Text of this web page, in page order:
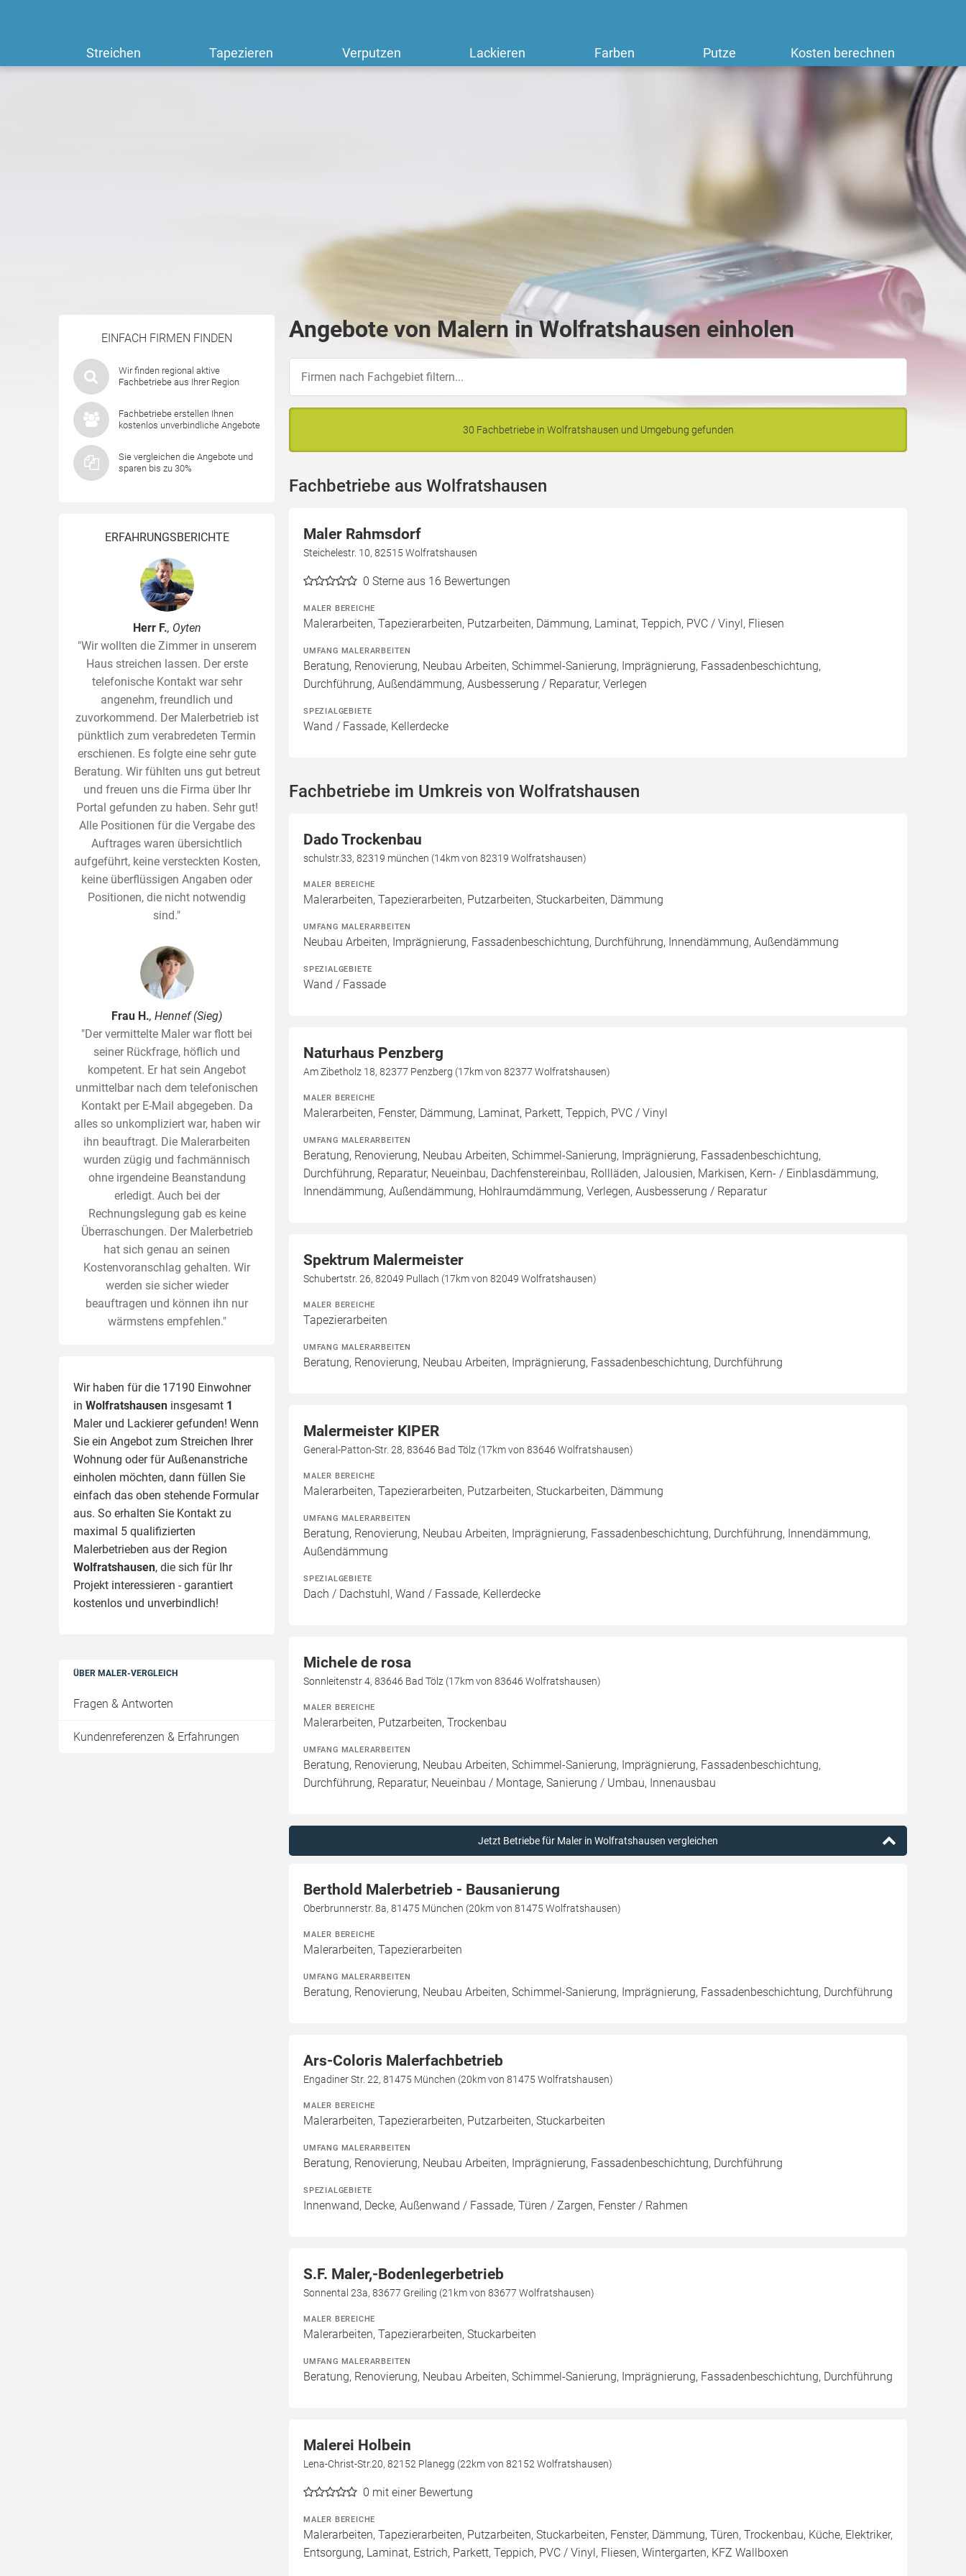
Streichen Tapezieren Verputzen Lackieren Farben Putze Kosten berechnen
EINFACH FIRMEN FINDEN
Wir finden regional aktive
Fachbetriebe aus Ihrer Region
Fachbetriebe erstellen Ihnen
kostenlos unverbindliche Angebote
Sie vergleichen die Angebote und
sparen bis zu 30%
ERFAHRUNGSBERICHTE
Herr F., Oyten
"Wir wollten die Zimmer in unserem
Haus streichen lassen. Der erste
telefonische Kontakt war sehr
angenehm, freundlich und
zuvorkommend. Der Malerbetrieb ist
pünktlich zum verabredeten Termin
erschienen. Es folgte eine sehr gute
Beratung. Wir fühlten uns gut betreut
und freuen uns die Firma über Ihr
Portal gefunden zu haben. Sehr gut!
Alle Positionen für die Vergabe des
Auftrages waren übersichtlich
aufgeführt, keine versteckten Kosten,
keine überflüssigen Angaben oder
Positionen, die nicht notwendig
sind."
Frau H., Hennef (Sieg)
"Der vermittelte Maler war flott bei
seiner Rückfrage, höflich und
kompetent. Er hat sein Angebot
unmittelbar nach dem telefonischen
Kontakt per E-Mail abgegeben. Da
alles so unkompliziert war, haben wir
ihn beauftragt. Die Malerarbeiten
wurden zügig und fachmännisch
ohne irgendeine Beanstandung
erledigt. Auch bei der
Rechnungslegung gab es keine
Überraschungen. Der Malerbetrieb
hat sich genau an seinen
Kostenvoranschlag gehalten. Wir
werden sie sicher wieder
beauftragen und können ihn nur
wärmstens empfehlen."
Wir haben für die 17190 Einwohner
in Wolfratshausen insgesamt 1
Maler und Lackierer gefunden! Wenn
Sie ein Angebot zum Streichen Ihrer
Wohnung oder für Außenanstriche
einholen möchten, dann füllen Sie
einfach das oben stehende Formular
aus. So erhalten Sie Kontakt zu
maximal 5 qualifizierten
Malerbetrieben aus der Region
Wolfratshausen, die sich für Ihr
Projekt interessieren - garantiert
kostenlos und unverbindlich!
ÜBER MALER-VERGLEICH
Fragen & Antworten
Kundenreferenzen & Erfahrungen
Angebote von Malern in Wolfratshausen einholen
30 Fachbetriebe in Wolfratshausen und Umgebung gefunden
Fachbetriebe aus Wolfratshausen
Maler Rahmsdorf
Steichelestr. 10, 82515 Wolfratshausen
0 Sterne aus 16 Bewertungen
MALER BEREICHE
Malerarbeiten, Tapezierarbeiten, Putzarbeiten, Dämmung, Laminat, Teppich, PVC / Vinyl, Fliesen
UMFANG MALERARBEITEN
Beratung, Renovierung, Neubau Arbeiten, Schimmel-Sanierung, Imprägnierung, Fassadenbeschichtung,
Durchführung, Außendämmung, Ausbesserung / Reparatur, Verlegen
SPEZIALGEBIETE
Wand / Fassade, Kellerdecke
Fachbetriebe im Umkreis von Wolfratshausen
Dado Trockenbau
schulstr.33, 82319 münchen (14km von 82319 Wolfratshausen)
MALER BEREICHE
Malerarbeiten, Tapezierarbeiten, Putzarbeiten, Stuckarbeiten, Dämmung
UMFANG MALERARBEITEN
Neubau Arbeiten, Imprägnierung, Fassadenbeschichtung, Durchführung, Innendämmung, Außendämmung
SPEZIALGEBIETE
Wand / Fassade
Naturhaus Penzberg
Am Zibetholz 18, 82377 Penzberg (17km von 82377 Wolfratshausen)
MALER BEREICHE
Malerarbeiten, Fenster, Dämmung, Laminat, Parkett, Teppich, PVC / Vinyl
UMFANG MALERARBEITEN
Beratung, Renovierung, Neubau Arbeiten, Schimmel-Sanierung, Imprägnierung, Fassadenbeschichtung,
Durchführung, Reparatur, Neueinbau, Dachfenstereinbau, Rollläden, Jalousien, Markisen, Kern- / Einblasdämmung,
Innendämmung, Außendämmung, Hohlraumdämmung, Verlegen, Ausbesserung / Reparatur
Spektrum Malermeister
Schubertstr. 26, 82049 Pullach (17km von 82049 Wolfratshausen)
MALER BEREICHE
Tapezierarbeiten
UMFANG MALERARBEITEN
Beratung, Renovierung, Neubau Arbeiten, Imprägnierung, Fassadenbeschichtung, Durchführung
Malermeister KIPER
General-Patton-Str. 28, 83646 Bad Tölz (17km von 83646 Wolfratshausen)
MALER BEREICHE
Malerarbeiten, Tapezierarbeiten, Putzarbeiten, Stuckarbeiten, Dämmung
UMFANG MALERARBEITEN
Beratung, Renovierung, Neubau Arbeiten, Imprägnierung, Fassadenbeschichtung, Durchführung, Innendämmung,
Außendämmung
SPEZIALGEBIETE
Dach / Dachstuhl, Wand / Fassade, Kellerdecke
Michele de rosa
Sonnleitenstr 4, 83646 Bad Tölz (17km von 83646 Wolfratshausen)
MALER BEREICHE
Malerarbeiten, Putzarbeiten, Trockenbau
UMFANG MALERARBEITEN
Beratung, Renovierung, Neubau Arbeiten, Schimmel-Sanierung, Imprägnierung, Fassadenbeschichtung,
Durchführung, Reparatur, Neueinbau / Montage, Sanierung / Umbau, Innenausbau
Jetzt Betriebe für Maler in Wolfratshausen vergleichen
Berthold Malerbetrieb - Bausanierung
Oberbrunnerstr. 8a, 81475 München (20km von 81475 Wolfratshausen)
MALER BEREICHE
Malerarbeiten, Tapezierarbeiten
UMFANG MALERARBEITEN
Beratung, Renovierung, Neubau Arbeiten, Schimmel-Sanierung, Imprägnierung, Fassadenbeschichtung, Durchführung
Ars-Coloris Malerfachbetrieb
Engadiner Str. 22, 81475 München (20km von 81475 Wolfratshausen)
MALER BEREICHE
Malerarbeiten, Tapezierarbeiten, Putzarbeiten, Stuckarbeiten
UMFANG MALERARBEITEN
Beratung, Renovierung, Neubau Arbeiten, Imprägnierung, Fassadenbeschichtung, Durchführung
SPEZIALGEBIETE
Innenwand, Decke, Außenwand / Fassade, Türen / Zargen, Fenster / Rahmen
S.F. Maler,-Bodenlegerbetrieb
Sonnental 23a, 83677 Greiling (21km von 83677 Wolfratshausen)
MALER BEREICHE
Malerarbeiten, Tapezierarbeiten, Stuckarbeiten
UMFANG MALERARBEITEN
Beratung, Renovierung, Neubau Arbeiten, Schimmel-Sanierung, Imprägnierung, Fassadenbeschichtung, Durchführung
Malerei Holbein
Lena-Christ-Str.20, 82152 Planegg (22km von 82152 Wolfratshausen)
0 mit einer Bewertung
MALER BEREICHE
Malerarbeiten, Tapezierarbeiten, Putzarbeiten, Stuckarbeiten, Fenster, Dämmung, Türen, Trockenbau, Küche, Elektriker,
Entsorgung, Laminat, Estrich, Parkett, Teppich, PVC / Vinyl, Fliesen, Wintergarten, KFZ Wallboxen